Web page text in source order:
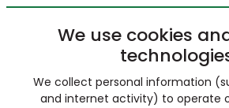
We use cookies
We collect personal information
and internet activity) to operate